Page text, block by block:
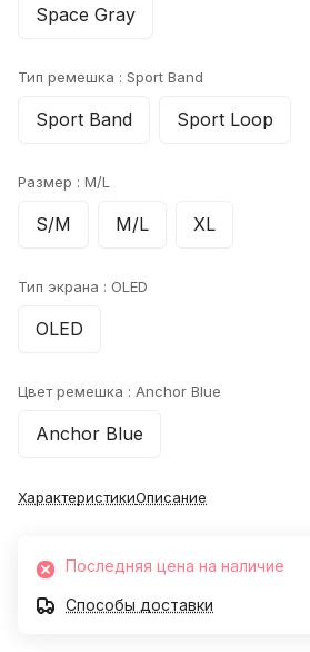
Space Gray
Тип ремешка : Sport Band
Sport Band Sport Loop
Размер : M/L
S/M M/L XL
Тип экрана : OLED
OLED
Цвет ремешка : Anchor Blue
Anchor Blue
ХарактеристикиОписание
Последняя цена на наличие
Способы доставки